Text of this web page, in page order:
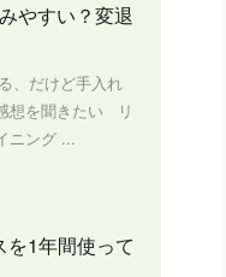
やすい？変退
、だけど手入れ
想を聞きたい リ
ニング ...
1年間使って